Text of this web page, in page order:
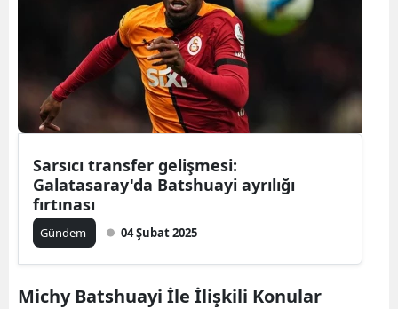
Sarsıcı transfer gelişmesi:
Galatasaray'da Batshuayi ayrılığı
fırtınası
Gündem 04 Şubat 2025
Michy Batshuayi İle İlişkili Konular